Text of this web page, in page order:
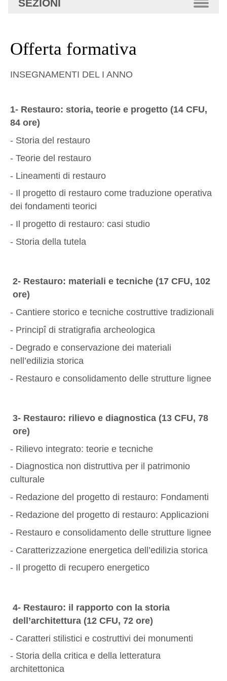
avanzata…
SEZIONI
Offerta formativa
INSEGNAMENTI DEL I ANNO
1- Restauro: storia, teorie e progetto (14 CFU,
84 ore)
- Storia del restauro
- Teorie del restauro
- Lineamenti di restauro
- Il progetto di restauro come traduzione operativa
dei fondamenti teorici
- Il progetto di restauro: casi studio
- Storia della tutela
2- Restauro: materiali e tecniche (17 CFU, 102
ore)
- Cantiere storico e tecniche costruttive tradizionali
- Principî di stratigrafia archeologica
- Degrado e conservazione dei materiali
nell’edilizia storica
- Restauro e consolidamento delle strutture lignee
3- Restauro: rilievo e diagnostica (13 CFU, 78
ore)
- Rilievo integrato: teorie e tecniche
- Diagnostica non distruttiva per il patrimonio
culturale
- Redazione del progetto di restauro: Fondamenti
- Redazione del progetto di restauro: Applicazioni
- Restauro e consolidamento delle strutture lignee
- Caratterizzazione energetica dell’edilizia storica
- Il progetto di recupero energetico
4- Restauro: il rapporto con la storia
dell’architettura (12 CFU, 72 ore)
- Caratteri stilistici e costruttivi dei monumenti
- Storia della critica e della letteratura
architettonica